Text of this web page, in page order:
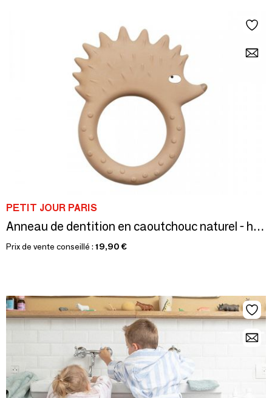
PETIT JOUR PARIS
Anneau de dentition en caoutchouc naturel - hérisson
Prix de vente conseillé : 19,90 €